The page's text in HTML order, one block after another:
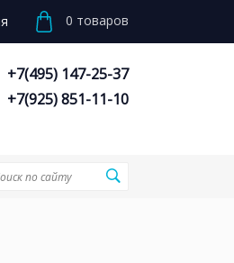
0 товаров
+7(495) 147-25-37
+7(925) 851-11-10